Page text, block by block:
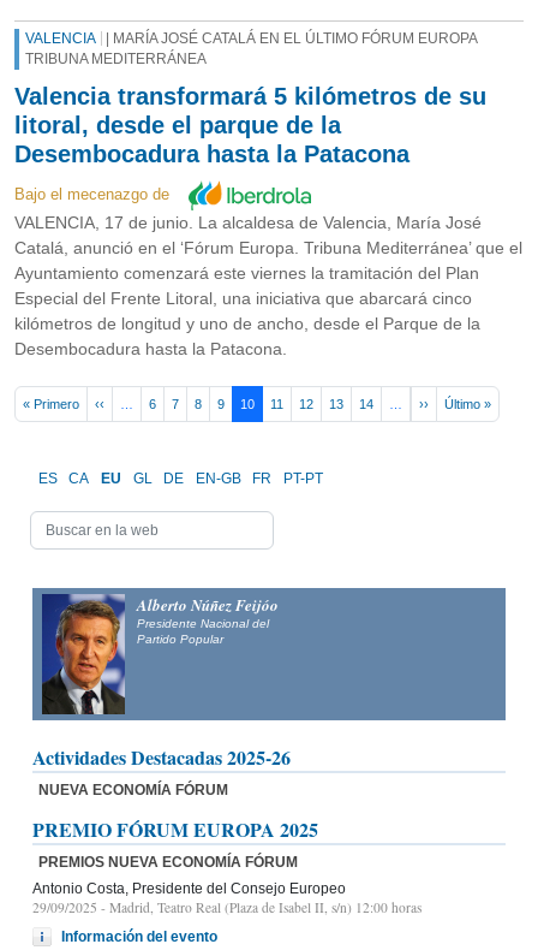
VALENCIA
| MARÍA JOSÉ CATALÁ EN EL ÚLTIMO FÓRUM EUROPA
TRIBUNA MEDITERRÁNEA
Valencia transformará 5 kilómetros de su
litoral, desde el parque de la
Desembocadura hasta la Patacona
Bajo el mecenazgo de
VALENCIA, 17 de junio. La alcaldesa de Valencia, María José
Catalá, anunció en el ‘Fórum Europa. Tribuna Mediterránea’ que el
Ayuntamiento comenzará este viernes la tramitación del Plan
Especial del Frente Litoral, una iniciativa que abarcará cinco
kilómetros de longitud y uno de ancho, desde el Parque de la
Desembocadura hasta la Patacona.
Pagination
« PrimeroFirst page
‹‹ Previous page
6 7 8 9 10 11 12 13 14 ››Next page
Último »Last
ES CA EU GL DE EN-GB FR PT-PT
Alberto Núñez Feijóo
Presidente Nacional del
Partido Popular
Actividades Destacadas 2025-26
NUEVA ECONOMÍA FÓRUM
PREMIO FÓRUM EUROPA 2025
PREMIOS NUEVA ECONOMÍA FÓRUM
Antonio Costa, Presidente del Consejo Europeo
29/09/2025 - Madrid, Teatro Real (Plaza de Isabel II, s/n) 12:00 horas
Información del evento